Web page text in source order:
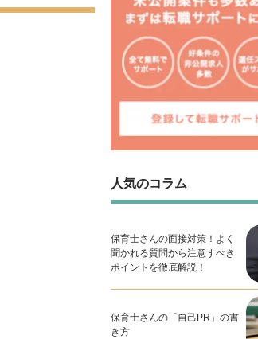
人気のコラム
保育士さんの面接対策！よく
聞かれる質問から注意すべき
ポイントを徹底解説！
保育士さんの「自己PR」の書
き方